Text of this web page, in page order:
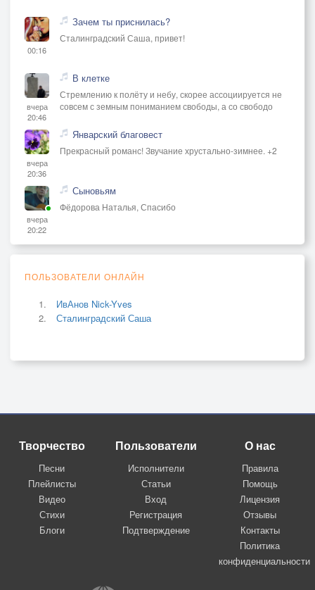
00:16
Зачем ты приснилась?
Сталинградский Саша, привет!
вчера
20:46
В клетке
Стремлению к полёту и небу, скорее ассоциируется не
совсем с земным пониманием свободы, а со свободо
вчера
20:36
Январский благовест
Прекрасный романс! Звучание хрустально-зимнее. +2
вчера
20:22
Сыновьям
Фёдорова Наталья, Спасибо
ПОЛЬЗОВАТЕЛИ ОНЛАЙН
ИвАнов Nick-Yves
Сталинградский Саша
Творчество
Песни
Плейлисты
Видео
Стихи
Блоги
Пользователи
Исполнители
Статьи
Вход
Регистрация
Подтверждение
О нас
Правила
Помощь
Лицензия
Отзывы
Контакты
Политика
конфиденциальности